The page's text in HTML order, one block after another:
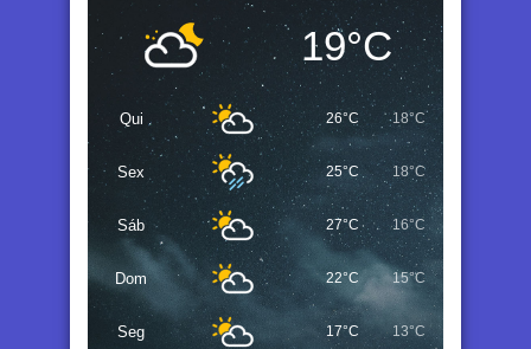
19°C
Qui 26°C 18°C
Sex 25°C 18°C
Sáb 27°C 16°C
Dom 22°C 15°C
Seg 17°C 13°C